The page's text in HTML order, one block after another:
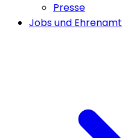
Presse
Jobs und Ehrenamt